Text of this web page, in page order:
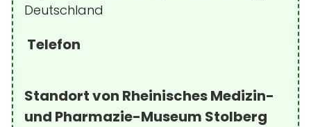
Deutschland
Telefon
Standort von Rheinisches Medizin-
und Pharmazie-Museum Stolberg